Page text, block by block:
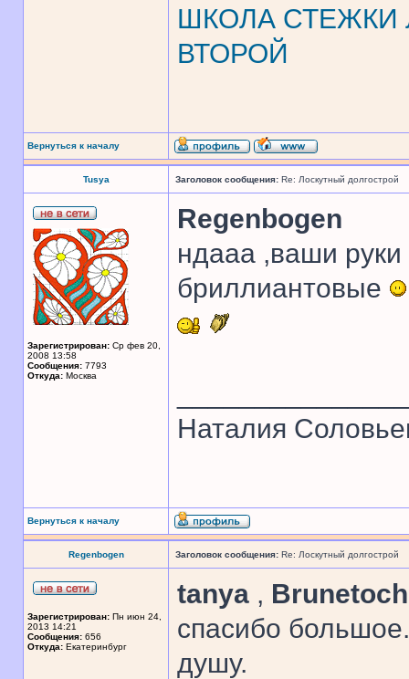
ШКОЛА СТЕЖКИ
ВТОРОЙ
Вернуться к началу
Tusya Заголовок сообщения: Re: Лоскутный долгострой
Зарегистрирован: Ср фев 20,
2008 13:58
Сообщения: 7793
Откуда: Москва
Regenbogen
ндааа ,ваши
бриллиантовые
Наталия
Вернуться к началу
Regenbogen Заголовок сообщения: Re: Лоскутный долгострой
Зарегистрирован: Пн июн 24,
2013 14:21
Сообщения: 656
Откуда: Екатеринбург
tanya ,
спасибо
душу.